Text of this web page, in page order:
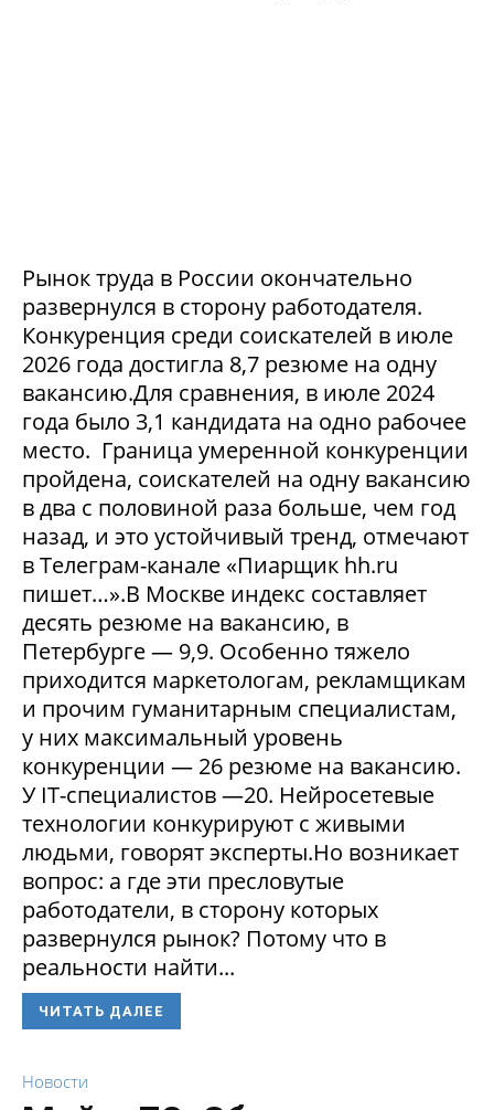
Рынок труда в России окончательно
развернулся в сторону работодателя.
Конкуренция среди соискателей в июле
2026 года достигла 8,7 резюме на одну
вакансию.Для сравнения, в июле 2024
года было 3,1 кандидата на одно рабочее
место. Граница умеренной конкуренции
пройдена, соискателей на одну вакансию
в два с половиной раза больше, чем год
назад, и это устойчивый тренд, отмечают
в Телеграм-канале «Пиарщик hh.ru
пишет…».В Москве индекс составляет
десять резюме на вакансию, в
Петербурге — 9,9. Особенно тяжело
приходится маркетологам, рекламщикам
и прочим гуманитарным специалистам,
у них максимальный уровень
конкуренции — 26 резюме на вакансию.
У IT-специалистов —20. Нейросетевые
технологии конкурируют с живыми
людьми, говорят эксперты.Но возникает
вопрос: а где эти пресловутые
работодатели, в сторону которых
развернулся рынок? Потому что в
реальности найти...
ЧИТАТЬ ДАЛЕЕ
Новости